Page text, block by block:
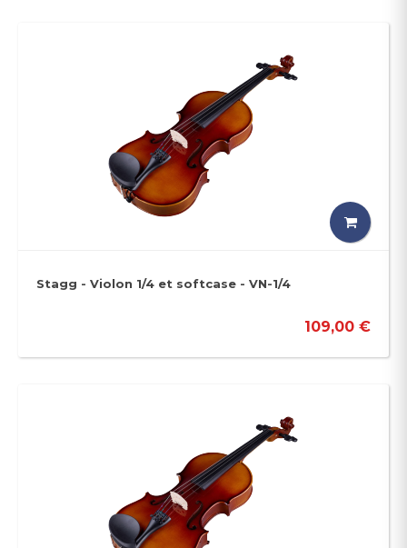
Stagg - Violon 1/4 et softcase - VN-1/4
109,00 €